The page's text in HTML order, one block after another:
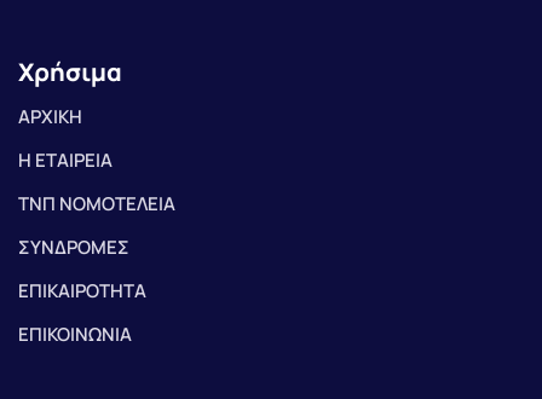
Χρήσιμα
ΑΡΧΙΚΗ
Η ΕΤΑΙΡΕΙΑ
ΤΝΠ ΝΟΜΟΤΕΛΕΙΑ
ΣΥΝΔΡΟΜΕΣ
ΕΠΙΚΑΙΡΟΤΗΤΑ
ΕΠΙΚΟΙΝΩΝΙΑ